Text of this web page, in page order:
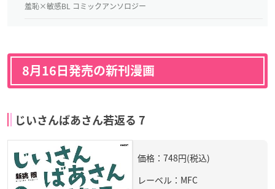
羞恥×敏感BL コミックアンソロジー
8月16日発売の新刊漫画
じいさんばあさん若返る 7
価格：748円(税込)
レーベル：MFC